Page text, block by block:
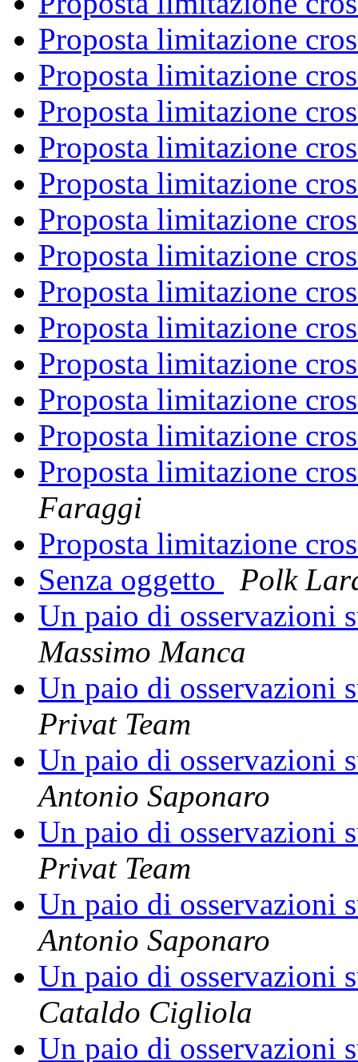
Proposta limitazione
Proposta limitazione
Proposta limitazione
Proposta limitazione
Proposta limitazione
Proposta limitazione
Proposta limitazione
Proposta limitazione
Proposta limitazione
Proposta limitazione
Proposta limitazione
Proposta limitazione
Proposta limitazione
Faraggi
Proposta limitazione
Senza oggetto
Polk
Un paio di osservazioni
Massimo Manca
Un paio di osservazioni
Privat Team
Un paio di osservazioni
Antonio Saponaro
Un paio di osservazioni
Privat Team
Un paio di osservazioni
Antonio Saponaro
Un paio di osservazioni
Cataldo Cigliola
Un paio di osservazioni